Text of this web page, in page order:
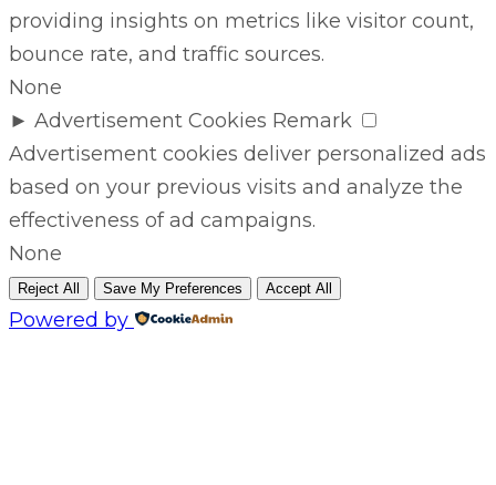
providing insights on metrics like visitor count,
bounce rate, and traffic sources.
None
► Advertisement Cookies Remark
Advertisement cookies deliver personalized ads
based on your previous visits and analyze the
effectiveness of ad campaigns.
None
Reject All Save My Preferences Accept All
Powered by